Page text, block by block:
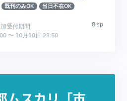
既刊のみOK 当日不在OK
8 sp
受付期間
〜 10月10日 23:50